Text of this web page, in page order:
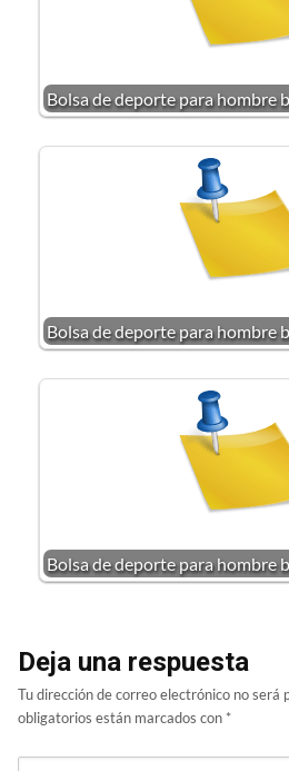
Bolsa de deporte para hombre
Bolsa de deporte para hombre
Bolsa de deporte para hombre
Deja una respuesta
Tu dirección de correo electrónico no será
obligatorios están marcados con *